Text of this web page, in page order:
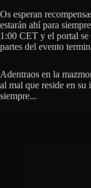
Os esperan
estarán ahí para
1:00 CET y el portal se
partes del evento
Adentraos en la
al mal que reside en su
siempre...